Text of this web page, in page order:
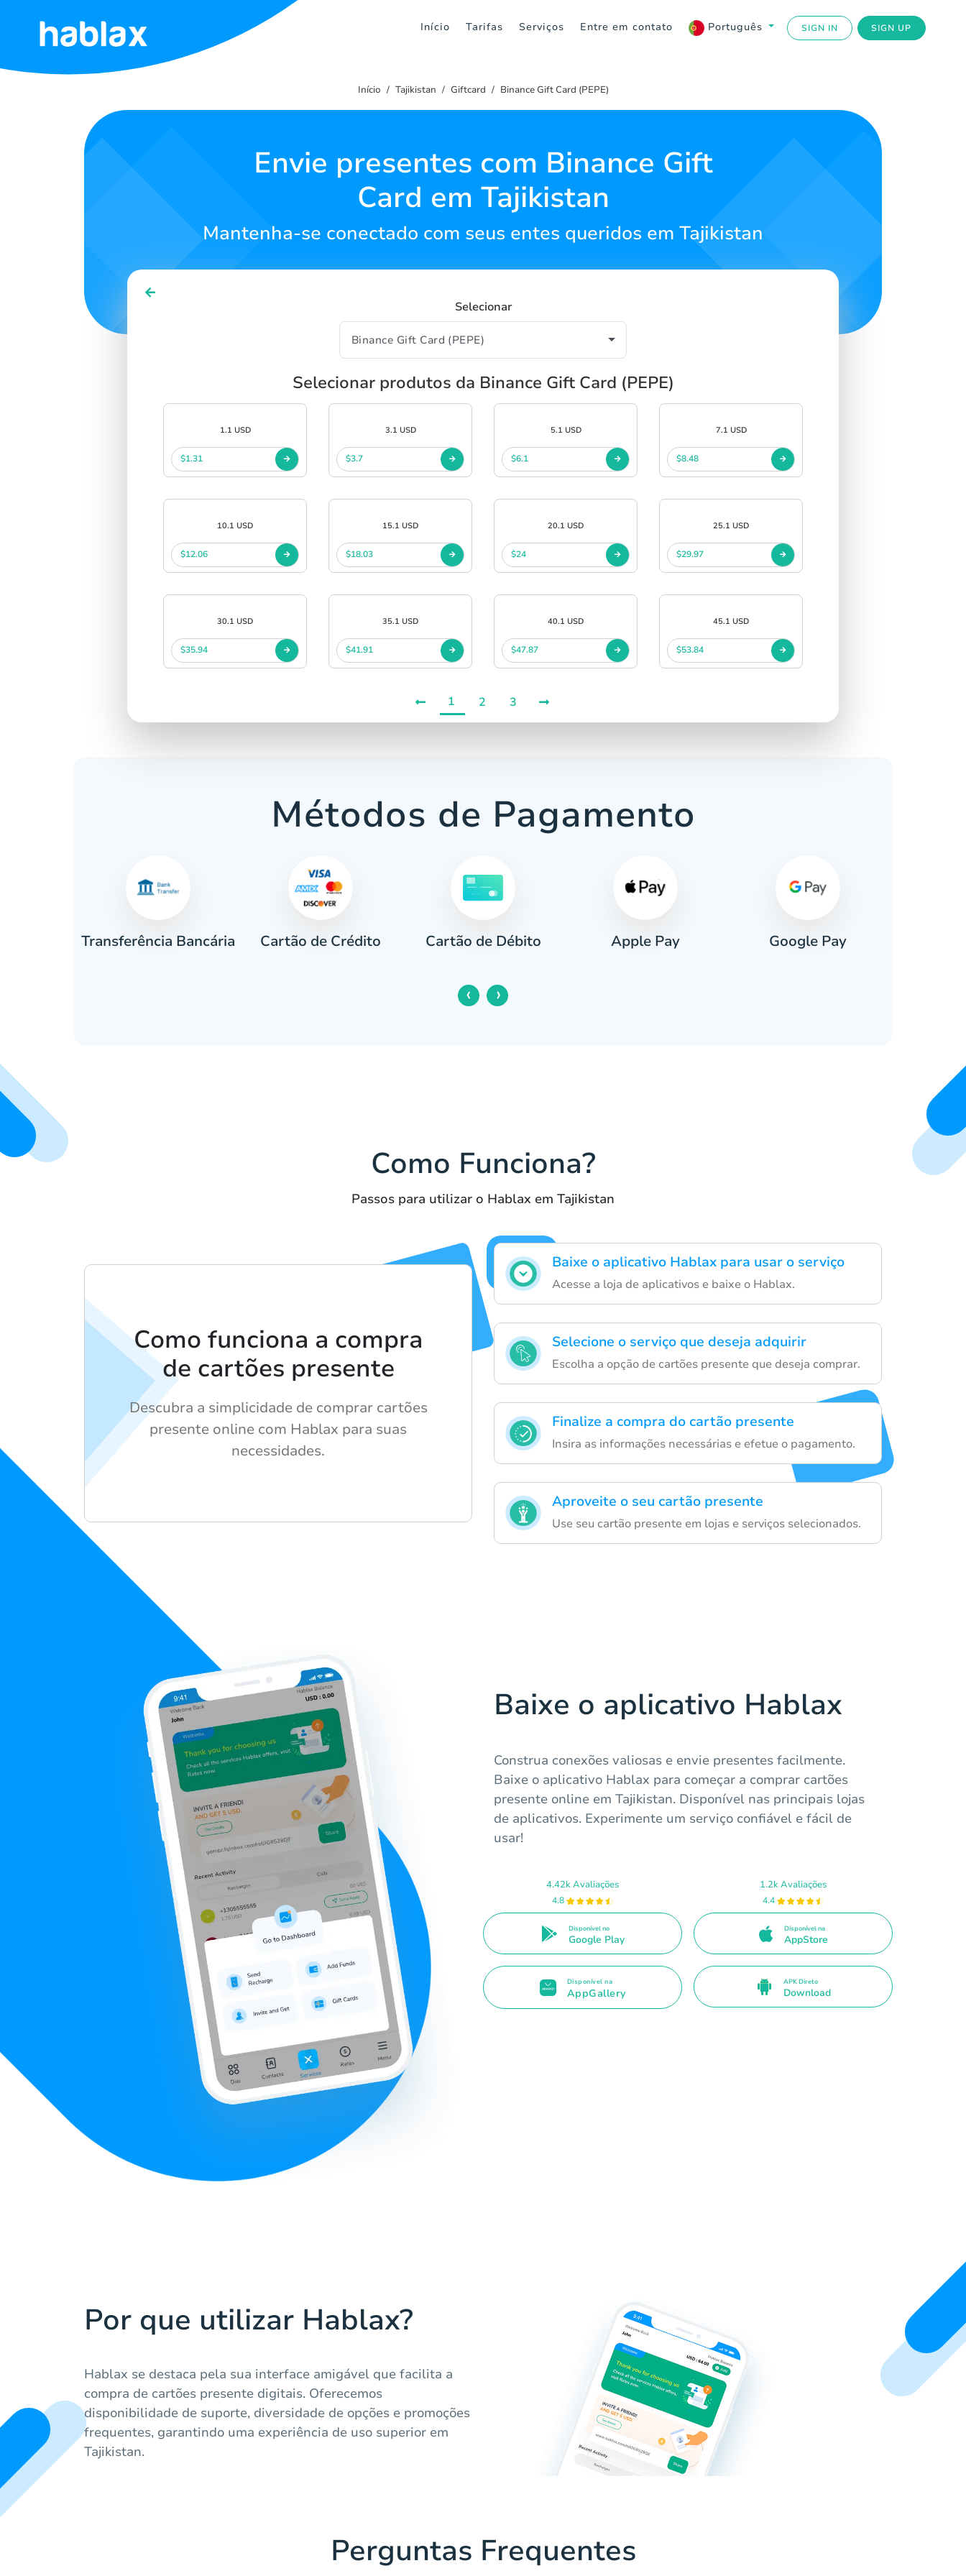
Início Tarifas Serviços Entre em contato Português SIGN IN SIGN UP
Início
Início Tajikistan Giftcard Binance Gift Card (PEPE)
Envie presentes com Binance Gift
Card em Tajikistan
Mantenha-se conectado com seus entes queridos em Tajikistan
Selecionar
Selecionar produtos da Binance Gift Card (PEPE)
1.1 USD
$1.31
3.1 USD
$3.7
5.1 USD
$6.1
7.1 USD
$8.48
10.1 USD
$12.06
15.1 USD
$18.03
20.1 USD
$24
25.1 USD
$29.97
30.1 USD
$35.94
35.1 USD
$41.91
40.1 USD
$47.87
45.1 USD
$53.84
1 2 3
Métodos de Pagamento
Transferência Bancária Cartão de Crédito Cartão de Débito Apple Pay Google Pay
‹ ›
Como Funciona?
Passos para utilizar o Hablax em Tajikistan
Baixe o aplicativo Hablax para usar o serviço
Acesse a loja de aplicativos e baixe o Hablax.
Selecione o serviço que deseja adquirir
Escolha a opção de cartões presente que deseja comprar.
Finalize a compra do cartão presente
Insira as informações necessárias e efetue o pagamento.
Aproveite o seu cartão presente
Use seu cartão presente em lojas e serviços selecionados.
Como funciona a compra
de cartões presente
Descubra a simplicidade de comprar cartões
presente online com Hablax para suas
necessidades.
Baixe o aplicativo Hablax
Construa conexões valiosas e envie presentes facilmente.
Baixe o aplicativo Hablax para começar a comprar cartões
presente online em Tajikistan. Disponível nas principais lojas
de aplicativos. Experimente um serviço confiável e fácil de
usar!
4.42k Avaliações
4.8
Disponível no
Google Play
1.2k Avaliações
4.4
Disponível na
AppStore
Disponível na
AppGallery
APK Direto
Download
Por que utilizar Hablax?
Hablax se destaca pela sua interface amigável que facilita a
compra de cartões presente digitais. Oferecemos
disponibilidade de suporte, diversidade de opções e promoções
frequentes, garantindo uma experiência de uso superior em
Tajikistan.
Perguntas Frequentes